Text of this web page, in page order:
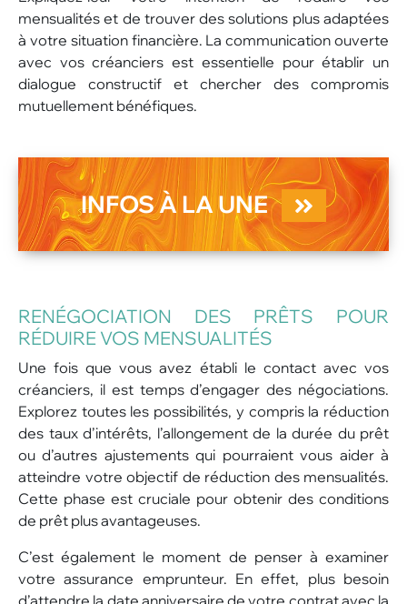
mensualités et de trouver des solutions plus adaptées
à votre situation financière. La communication ouverte
avec vos créanciers est essentielle pour établir un
dialogue constructif et chercher des compromis
mutuellement bénéfiques.
INFOS À LA UNE
RENÉGOCIATION DES PRÊTS POUR
RÉDUIRE VOS MENSUALITÉS
Une fois que vous avez établi le contact avec vos
créanciers, il est temps d’engager des négociations.
Explorez toutes les possibilités, y compris la réduction
des taux d’intérêts, l’allongement de la durée du prêt
ou d’autres ajustements qui pourraient vous aider à
atteindre votre objectif de réduction des mensualités.
Cette phase est cruciale pour obtenir des conditions
de prêt plus avantageuses.
C’est également le moment de penser à examiner
votre assurance emprunteur. En effet, plus besoin